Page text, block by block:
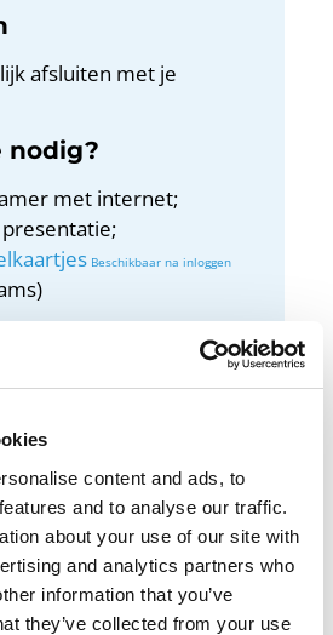
content and ads, to
and to analyse our traffic.
about your use of our site with
and analytics partners who
information that you’ve
they’ve collected from your use
afsluiten met je
nodig?
met internet;
heeft de meeste
Kom erachter door te
beelden en te tekenen!